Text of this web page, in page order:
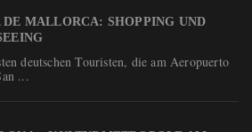
DE MALLORCA: SHOPPING UND
deutschen Touristen, die am Aeropuerto
...